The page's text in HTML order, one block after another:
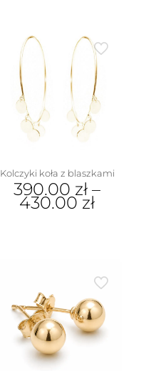
Kolczyki koła z blaszkami
390.00 zł –
430.00 zł
wariantów.
można
wybrać
na
stronie
produktu